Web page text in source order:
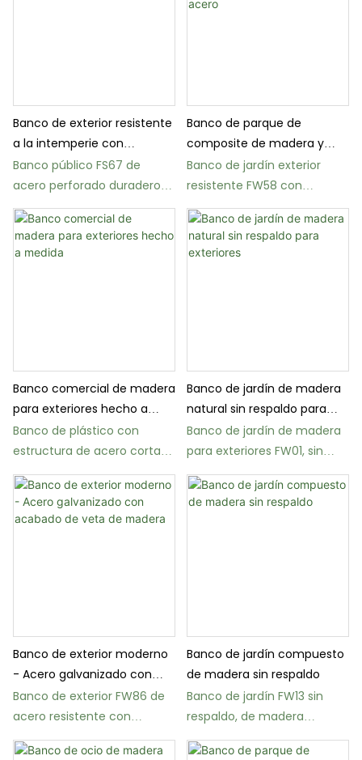
Banco de exterior resistente
a la intemperie con
respaldo.
Banco público FS67 de
acero perforado duradero
con respaldo
Banco de parque de
composite de madera y
plástico con estructura de
acero
Banco de jardín exterior
resistente FW58 con
respaldo
Banco comercial de madera
para exteriores hecho a
medida
Banco de plástico con
estructura de acero cortada
con láser, libre de
mantenimiento (FW02)
Banco de jardín de madera
natural sin respaldo para
exteriores
Banco de jardín de madera
para exteriores FW01, sin
respaldo, con estructura de
acero.
Banco de exterior moderno
- Acero galvanizado con
acabado de veta de
madera
Banco de exterior FW86 de
acero resistente con
recubrimiento en polvo para
Banco de jardín compuesto
de madera sin respaldo
Banco de jardín FW13 sin
respaldo, de madera
compuesta y con